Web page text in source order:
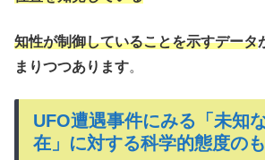
知性が制御していることを示すデータ
まりつつあります。
UFO遭遇事件にみる「未知
在」に対する科学的態度の